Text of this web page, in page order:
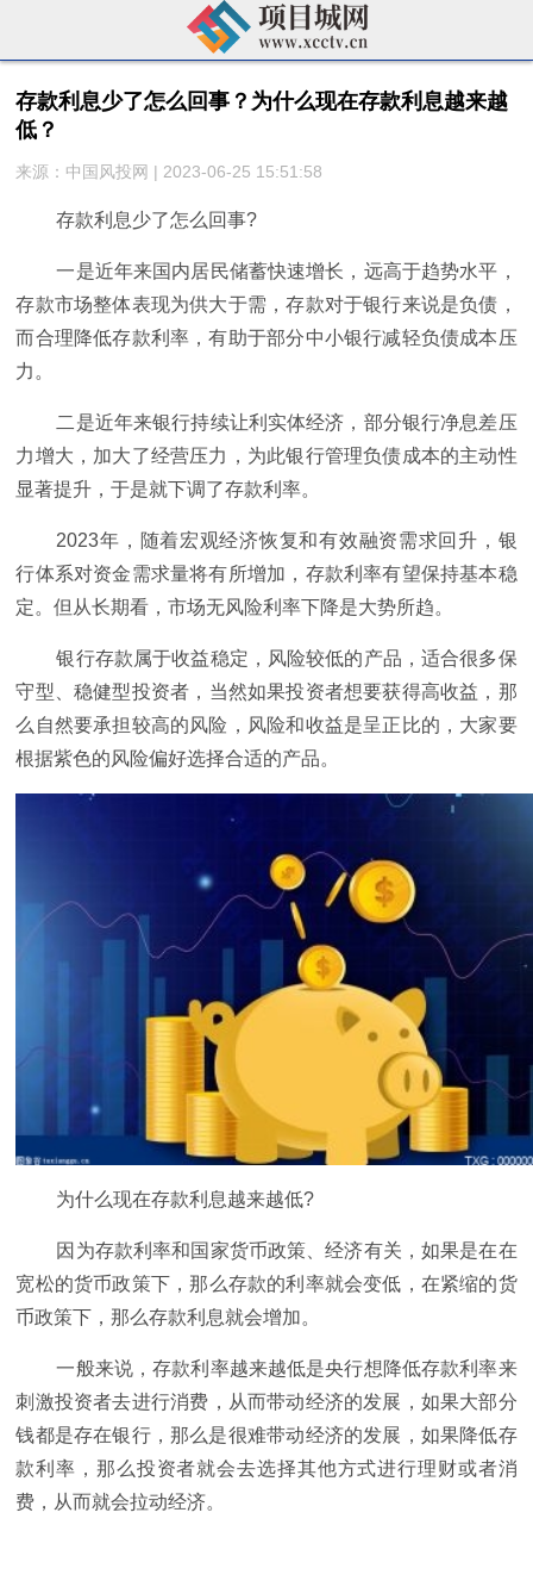
存款利息少了怎么回事？为什么现在存款利息越来越
低？
来源：中国风投网 | 2023-06-25 15:51:58
存款利息少了怎么回事?
一是近年来国内居民储蓄快速增长，远高于趋势水平 ，
存款市场整体表现为供大于需，存款对于银行来说是负债，
而合理降低存款利率，有助于部分中小银行减轻负债成本压
力。
二是近年来银行持续让利实体经济，部分银行净息差压
力增大，加大了经营压力，为此银行管理负债成本的主动性
显著提升，于是就下调了存款利率。
2023年，随着宏观经济恢复和有效融资需求回升，银
行体系对资金需求量将有所增加，存款利率有望保持基本稳
定。但从长期看，市场无风险利率下降是大势所趋。
银行存款属于收益稳定，风险较低的产品，适合很多保
守型、稳健型投资者，当然如果投资者想要获得高收益，那
么自然要承担较高的风险，风险和收益是呈正比的，大家要
根据紫色的风险偏好选择合适的产品。
为什么现在存款利息越来越低?
因为存款利率和国家货币政策、经济有关，如果是在在
宽松的货币政策下，那么存款的利率就会变低，在紧缩的货
币政策下，那么存款利息就会增加。
一般来说，存款利率越来越低是央行想降低存款利率来
刺激投资者去进行消费，从而带动经济的发展，如果大部分
钱都是存在银行，那么是很难带动经济的发展，如果降低存
款利率，那么投资者就会去选择其他方式进行理财或者消
费，从而就会拉动经济。